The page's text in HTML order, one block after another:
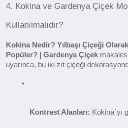
4. Kokina ve Gardenya Çiçek
Kullanılmalıdır?
Kokina Nedir? Yılbaşı Çiçeği
Popüler? | Gardenya Çiçek
uyarınca, bu iki zıt çiçeği
Kontrast Alanları: Kokina`yı